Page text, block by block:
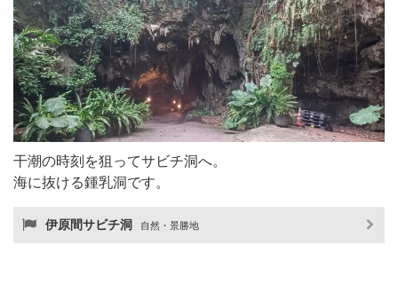
干潮の時刻を狙ってサビチ洞へ。
海に抜ける鍾乳洞です。
伊原間サビチ洞 自然・景勝地